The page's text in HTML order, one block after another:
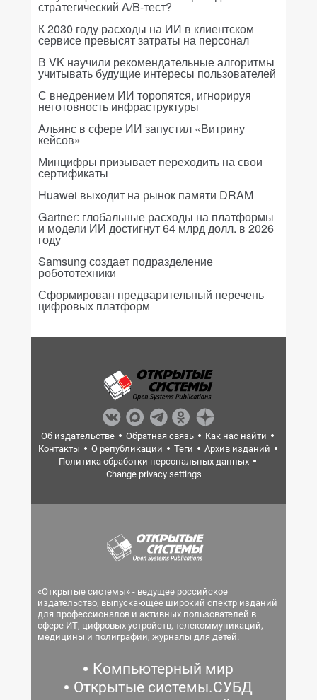
стратегический A/B-тест?
К 2030 году расходы на ИИ в клиентском
сервисе превысят затраты на персонал
В VK научили рекомендательные алгоритмы
учитывать будущие интересы пользователей
С внедрением ИИ торопятся, игнорируя
неготовность инфраструктуры
Альянс в сфере ИИ запустил «Витрину
кейсов»
Минцифры призывает переходить на свои
сертификаты
Huawei выходит на рынок памяти DRAM
Gartner: глобальные расходы на платформы
и модели ИИ достигнут 64 млрд долл. в 2026
году
Samsung создает подразделение
робототехники
Сформирован предварительный перечень
цифровых платформ
Об издательстве Обратная связь
Как нас найти
Контакты
О републикации Теги
Архив изданий
Политика обработки персональных данных
Change privacy settings
«Открытые системы» - ведущее российское
издательство, выпускающее широкий спектр изданий
для профессионалов и активных пользователей в
сфере ИТ, цифровых устройств, телекоммуникаций,
медицины и полиграфии, журналы для детей.
Компьютерный мир
Открытые системы.СУБД